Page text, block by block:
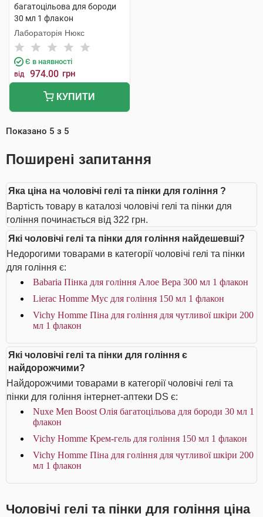
багатоцільова для бороди
30 мл 1 флакон
Лабораторія Нюкс
Є в наявності
від 974.00 грн
КУПИТИ
Показано 5 з 5
Поширені запитання
Яка ціна на чоловічі гелі та пінки для гоління ?
Вартість товару в каталозі чоловічі гелі та пінки для
гоління починається від 322 грн.
Які чоловічі гелі та пінки для гоління найдешевші?
Недорогими товарами в категорії чоловічі гелі та пінки
для гоління є:
Babaria Пінка для гоління Алое Вера 300 мл 1 флакон
Lierac Homme Мус для гоління 150 мл 1 флакон
Vichy Homme Піна для гоління для чутливої шкіри 200
мл 1 флакон
Які чоловічі гелі та пінки для гоління є
найдорожчими?
Найдорожчими товарами в категорії чоловічі гелі та
пінки для гоління інтернет-аптеки DS є:
Nuxe Men Boost Олія багатоцільова для бороди 30 мл 1
флакон
Vichy Homme Крем-гель для гоління 150 мл 1 флакон
Vichy Homme Піна для гоління для чутливої шкіри 200
мл 1 флакон
Чоловічі гелі та пінки для гоління ціна